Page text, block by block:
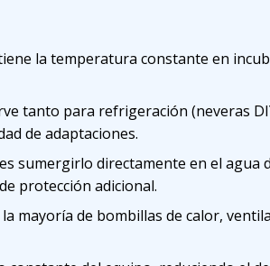
la temperatura constante en
tanto para refrigeración (neveras
de adaptaciones.
sumergirlo directamente en el agua
protección adicional.
mayoría de bombillas de calor,